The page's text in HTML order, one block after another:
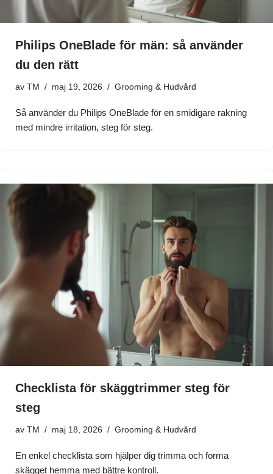
Philips OneBlade för män: så använder
du den rätt
av TM maj 19, 2026 Grooming & Hudvård
Så använder du Philips OneBlade för en smidigare rakning
med mindre irritation, steg för steg.
Checklista för skäggtrimmer steg för
steg
av TM maj 18, 2026 Grooming & Hudvård
En enkel checklista som hjälper dig trimma och forma
skägget hemma med bättre kontroll.